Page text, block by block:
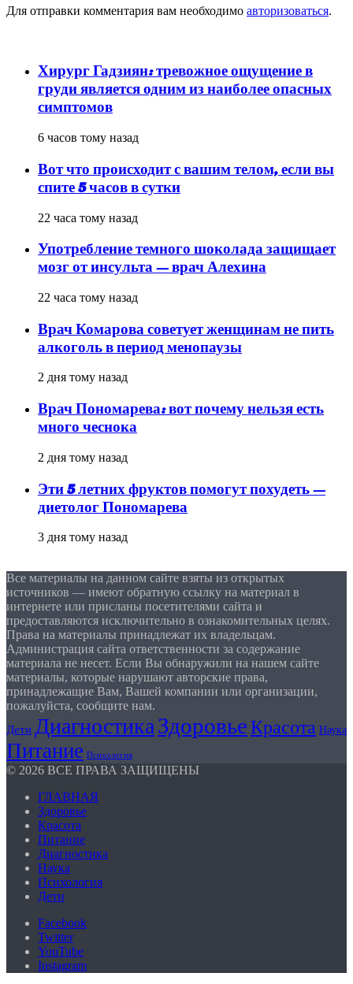
Для отправки комментария вам необходимо авторизоваться.
Хирург Гадзиян: тревожное ощущение в
груди является одним из наиболее опасных
симптомов
6 часов тому назад
Вот что происходит с вашим телом, если вы
спите 5 часов в сутки
22 часа тому назад
Употребление темного шоколада защищает
мозг от инсульта — врач Алехина
22 часа тому назад
Врач Комарова советует женщинам не пить
алкоголь в период менопаузы
2 дня тому назад
Врач Пономарева: вот почему нельзя есть
много чеснока
2 дня тому назад
Эти 5 летних фруктов помогут похудеть —
диетолог Пономарева
3 дня тому назад
Все материалы на данном сайте взяты из открытых
источников — имеют обратную ссылку на материал в
интернете или присланы посетителями сайта и
предоставляются исключительно в ознакомительных целях.
Права на материалы принадлежат их владельцам.
Администрация сайта ответственности за содержание
материала не несет. Если Вы обнаружили на нашем сайте
материалы, которые нарушают авторские права,
принадлежащие Вам, Вашей компании или организации,
пожалуйста, сообщите нам.
Дети ДиагностикаЗдоровьеКрасота Наука
Питание Психология
© 2026 ВСЕ ПРАВА ЗАЩИЩЕНЫ
ГЛАВНАЯ
Здоровье
Красота
Питание
Диагностика
Наука
Психология
Дети
Facebook
Twitter
YouTube
Instagram